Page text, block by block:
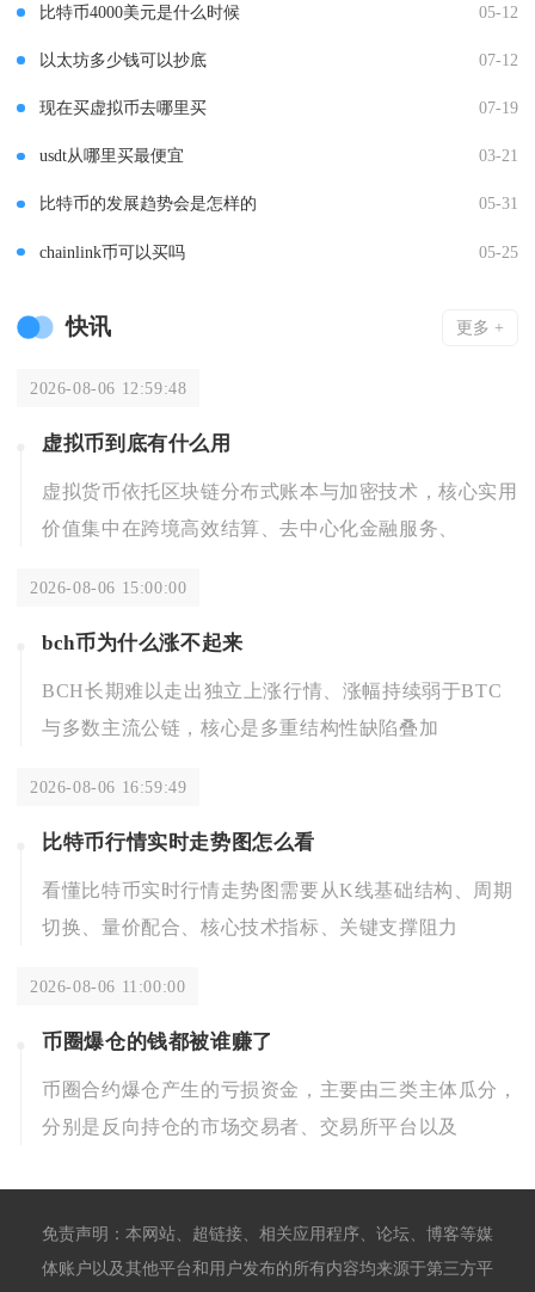
比特币4000美元是什么时候 05-12
以太坊多少钱可以抄底 07-12
现在买虚拟币去哪里买 07-19
usdt从哪里买最便宜 03-21
比特币的发展趋势会是怎样的 05-31
chainlink币可以买吗 05-25
快讯 更多 +
2026-08-06 12:59:48
虚拟币到底有什么用
虚拟货币依托区块链分布式账本与加密技术，核心实用
价值集中在跨境高效结算、去中心化金融服务、
2026-08-06 15:00:00
bch币为什么涨不起来
BCH长期难以走出独立上涨行情、涨幅持续弱于BTC
与多数主流公链，核心是多重结构性缺陷叠加
2026-08-06 16:59:49
比特币行情实时走势图怎么看
看懂比特币实时行情走势图需要从K线基础结构、周期
切换、量价配合、核心技术指标、关键支撑阻力
2026-08-06 11:00:00
币圈爆仓的钱都被谁赚了
币圈合约爆仓产生的亏损资金，主要由三类主体瓜分，
分别是反向持仓的市场交易者、交易所平台以及
免责声明：本网站、超链接、相关应用程序、论坛、博客等媒
体账户以及其他平台和用户发布的所有内容均来源于第三方平